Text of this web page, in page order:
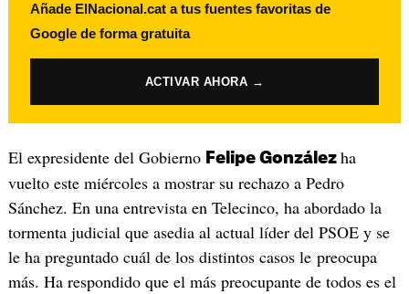
Añade ElNacional.cat a tus fuentes favoritas de
Google de forma gratuita
ACTIVAR AHORA →
El expresidente del Gobierno Felipe González ha
vuelto este miércoles a mostrar su rechazo a Pedro
Sánchez. En una entrevista en Telecinco, ha abordado la
tormenta judicial que asedia al actual líder del PSOE y se
le ha preguntado cuál de los distintos casos le preocupa
más. Ha respondido que el más preocupante de todos es el